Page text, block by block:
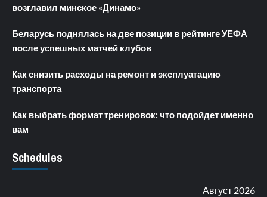
возглавил минское «Динамо»
Беларусь поднялась на две позиции в рейтинге УЕФА
после успешных матчей клубов
Как снизить расходы на ремонт и эксплуатацию
транспорта
Как выбрать формат тренировок: что подойдет именно
вам
Schedules
Август 2026